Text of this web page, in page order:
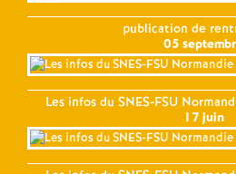
publication de
05
Les infos du SNES-FSU
17 juin